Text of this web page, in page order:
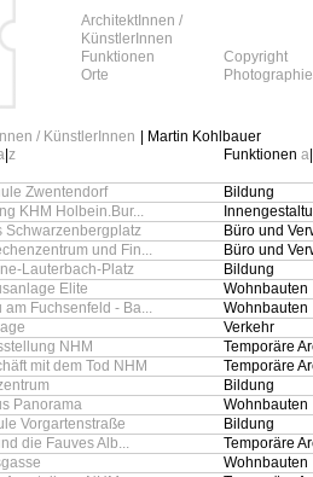
ArchitektInnen /
KünstlerInnen
Funktionen
Orte
Copyright
Photographie
/ KünstlerInnen
| Martin Kohlbauer
z Funktionen a
Zwentendorf
Bildung
KHM Holbein.Bur...
Schwarzenbergplatz
Büro und
und Fin...
Büro und
Lauterbach-Platz
Bildung
Elite
Wohnbauten
am Fuchsenfeld - Ba...
Wohnbauten
Verkehr
NHM
Temporäre
mit dem Tod NHM
Temporäre
Bildung
Panorama
Wohnbauten
Vorgartenstraße
Bildung
die Fauves Alb...
Temporäre
Wohnbauten